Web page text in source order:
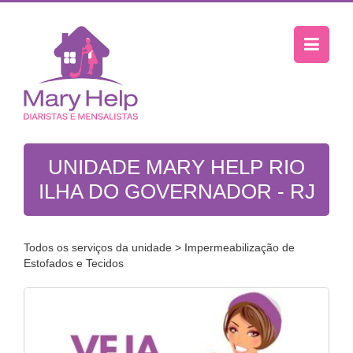
UNIDADE MARY HELP RIO
ILHA DO GOVERNADOR - RJ
Todos os serviços da unidade > Impermeabilização de
Estofados e Tecidos